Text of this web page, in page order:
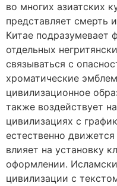
во многих азиатских
представляет смерть
Китае подразумевает
отдельных
связываться с
хроматические
цивилизационное
также воздействует
цивилизациях с
естественно
влияет на установку
оформлении.
цивилизации с